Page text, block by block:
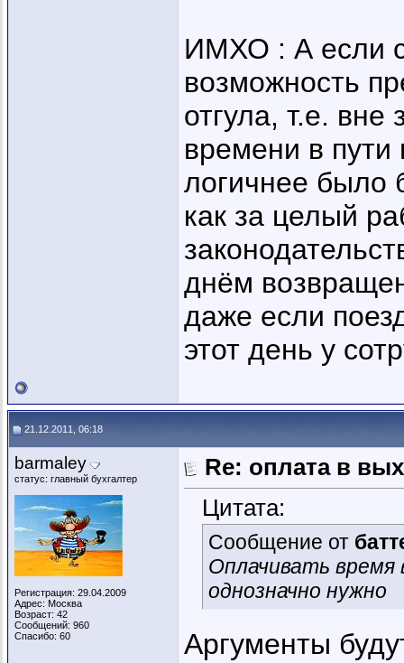
ИМХО : А если
возможность
отгула, т.е. вне
времени в пути
логичнее было
как за целый
днём
даже если
этот день у
21.12.2011, 06:18
barmaley
статус: главный бухгалтер
Регистрация: 29.04.2009
Адрес: Москва
Возраст: 42
Сообщений: 960
Спасибо: 60
Re: оплата в
Цитата:
Сообщение от
Оплачивать время
однозначно нужно
Аргументы